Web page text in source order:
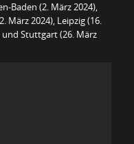
Baden (2. März 2024),
März 2024), Leipzig (16.
und Stuttgart (26. März